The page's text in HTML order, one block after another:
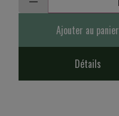
Ajouter au panier
Détails